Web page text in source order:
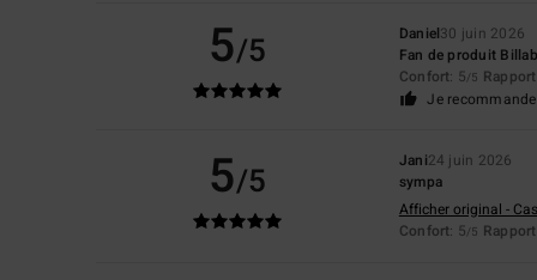
5/5 Daniel30 juin 2026
Fan de produit
Confort: 5/5
Je
5/5 Jani24 juin 2026
sympa
Afficher original -
Confort: 5/5